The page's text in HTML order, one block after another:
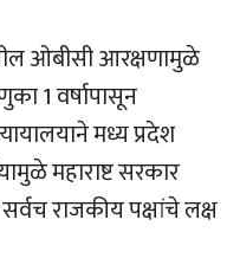
ओबीसी आरक्षणामुळे
1 वर्षापासून
मध्य प्रदेश
महाराष्ट सरकार
राजकीय पक्षांचे लक्ष